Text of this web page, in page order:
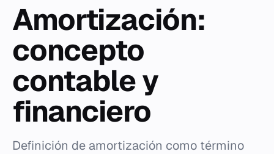
Amortización:
concepto
contable y
financiero
Definición de amortización como término